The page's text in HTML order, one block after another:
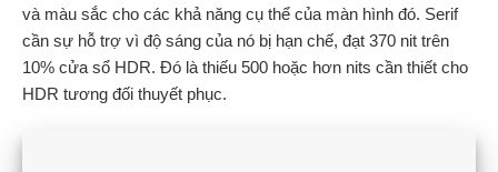
và màu sắc cho các khả năng cụ thể của màn hình đó. Serif
cần sự hỗ trợ vì độ sáng của nó bị hạn chế, đạt 370 nit trên
10% cửa sổ HDR. Đó là thiếu 500 hoặc hơn nits cần thiết cho
HDR tương đối thuyết phục.